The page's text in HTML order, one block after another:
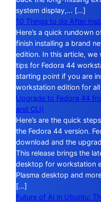
system display,… […]
10 Things to do After
Here’s a quick rundown
finish installing a brand
edition. In this article,
tips for Fedora 44
starting point if you are
workstation edition for
Upgrade to Fedora 44
and CLI)
Here’s are the quick
the Fedora 44 version.
download and the
This release brings the
desktop for workstation
Plasma desktop and
[…]
Future of AI in Ubuntu: